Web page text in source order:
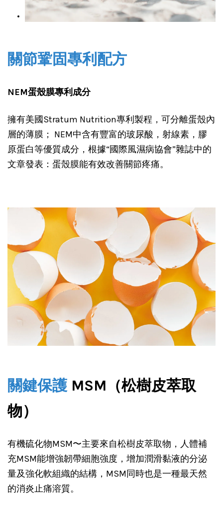
關節鞏固專利配方
NEM蛋殼膜專利成分
擁有美國Stratum Nutrition專利製程，可分離蛋殼內
層的薄膜； NEM中含有豐富的玻尿酸，射線素，膠
原蛋白等優質成分，根據“國際風濕病協會”雜誌中的
文章發表：蛋殼膜能有效改善關節疼痛。
關鍵保護 MSM（松樹皮萃取
物）
有機硫化物MSM〜主要來自松樹皮萃取物，人體補
充MSM能增強韌帶細胞強度，增加潤滑黏液的分泌
量及強化軟組織的結構，MSM同時也是一種最天然
的消炎止痛溶質。